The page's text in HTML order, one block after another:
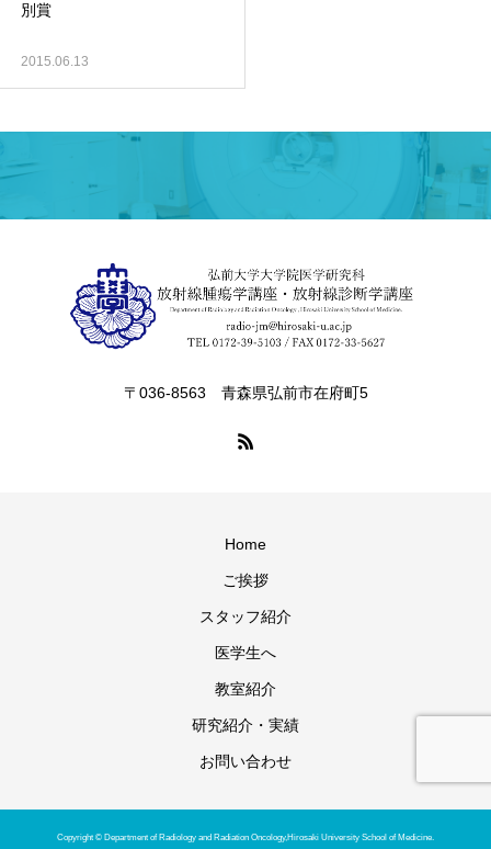
別賞
2015.06.13
〒036-8563 青森県弘前市在府町5
Home
ご挨拶
スタッフ紹介
医学生へ
教室紹介
研究紹介・実績
お問い合わせ
Copyright © Department of Radiology and Radiation Oncology,Hirosaki University School of Medicine.